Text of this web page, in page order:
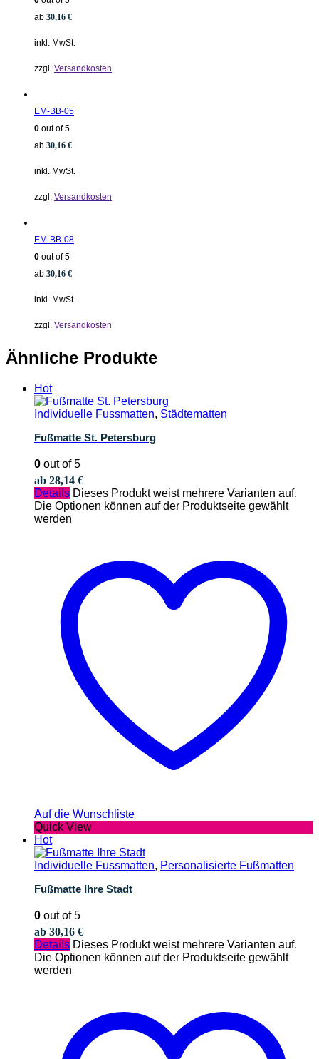
ab 30,16 €
inkl. MwSt.
zzgl. Versandkosten
EM-BB-05
0 out of 5
ab 30,16 €
inkl. MwSt.
zzgl. Versandkosten
EM-BB-08
0 out of 5
ab 30,16 €
inkl. MwSt.
zzgl. Versandkosten
Ähnliche Produkte
Hot
Individuelle Fussmatten, Städtematten
Fußmatte St. Petersburg
0 out of 5
ab 28,14 €
Details Dieses Produkt weist mehrere Varianten auf.
Die Optionen können auf der Produktseite gewählt
werden
Auf die Wunschliste
Quick View
Hot
Individuelle Fussmatten, Personalisierte Fußmatten
Fußmatte Ihre Stadt
0 out of 5
ab 30,16 €
Details Dieses Produkt weist mehrere Varianten auf.
Die Optionen können auf der Produktseite gewählt
werden